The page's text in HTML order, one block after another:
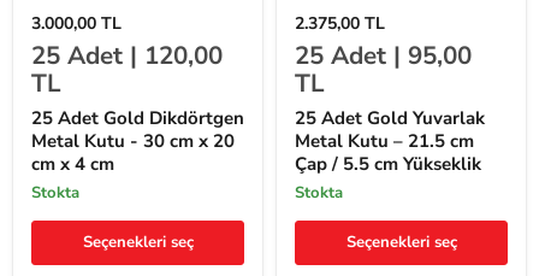
25
Adet
Gold
Dikdörtgen
Metal
Kutu
30
cm
x
20
cm
4
3.000,00 TL
25 Adet | 120,00
TL
25 Adet Gold Dikdörtgen
Metal Kutu - 30 cm x 20
cm x 4 cm
stokta
Seçenekleri seç
25
Adet
Gold
Yuvarlak
Metal
Kutu
–
21.5
cm
Çap
5.5
Yükseklik
2.375,00 TL
25 Adet | 95,00
TL
25 Adet Gold Yuvarlak
Metal Kutu – 21.5 cm
Çap / 5.5 cm Yükseklik
stokta
Seçenekleri seç